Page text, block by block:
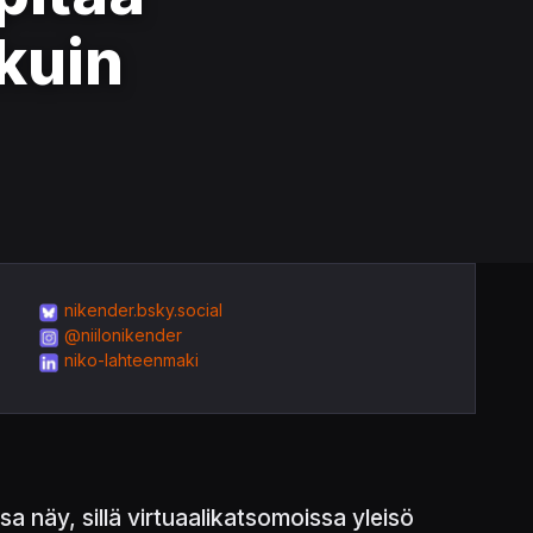
nikender.bsky.social
@niilonikender
niko-lahteenmaki
näy, sillä virtuaalikatsomoissa yleisö